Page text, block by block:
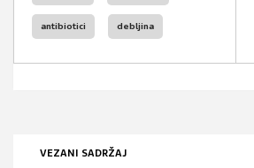
antibiotici debljina
VEZANI SADRŽAJ